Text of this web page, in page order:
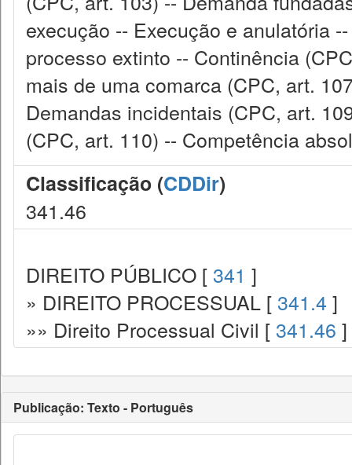
execução -- Execução e anulatória
processo extinto -- Continência
mais de uma comarca (CPC, art.
Demandas incidentais (CPC, art.
(CPC, art. 110) -- Competência
Classificação (CDDir)
341.46
DIREITO PÚBLICO [ 341 ]
» DIREITO PROCESSUAL [ 341.4 ]
»» Direito Processual Civil [ 341.46 ]
Publicação: Texto - Português